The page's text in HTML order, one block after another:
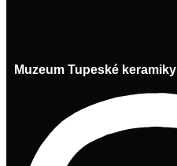
Muzeum Tupeské keramiky